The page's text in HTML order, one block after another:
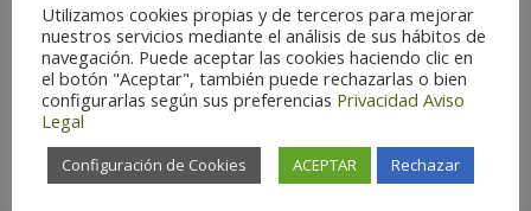
diciembre 2020
abril 2020
marzo 2020
Utilizamos cookies propias y de terceros para mejorar
nuestros servicios mediante el análisis de sus hábitos de
navegación. Puede aceptar las cookies haciendo clic en
el botón "Aceptar", también puede rechazarlas o bien
configurarlas según sus preferencias Privacidad Aviso
Legal
Configuración de Cookies ACEPTAR Rechazar